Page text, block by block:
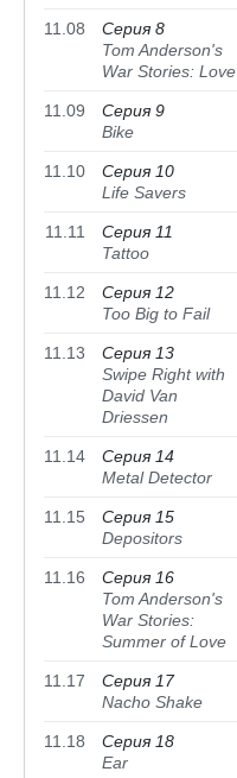
11.08
Серия 8
Tom Anderson's
War Stories: Love
11.09
Серия 9
Bike
11.10
Серия 10
Life Savers
11.11
Серия 11
Tattoo
11.12
Серия 12
Too Big to Fail
11.13
Серия 13
Swipe Right with
David Van
Driessen
11.14
Серия 14
Metal Detector
11.15
Серия 15
Depositors
11.16
Серия 16
Tom Anderson's
War Stories:
Summer of Love
11.17
Серия 17
Nacho Shake
11.18
Серия 18
Ear